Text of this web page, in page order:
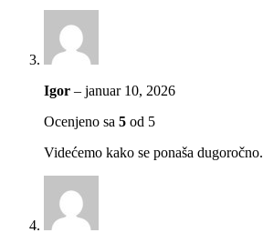
Igor – januar 10, 2026
Ocenjeno sa 5 od 5
Videćemo kako se ponaša dugoročno.